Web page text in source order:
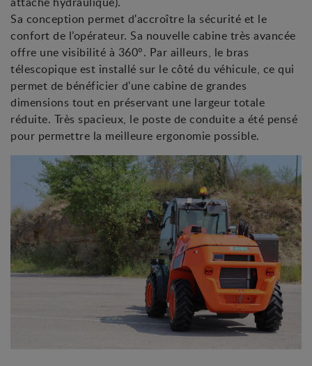
Sa conception permet d'accroître la sécurité et le
confort de l’opérateur. Sa nouvelle cabine très avancée
offre une visibilité à 360°. Par ailleurs, le bras
télescopique est installé sur le côté du véhicule, ce qui
permet de bénéficier d'une cabine de grandes
dimensions tout en préservant une largeur totale
réduite. Très spacieux, le poste de conduite a été pensé
pour permettre la meilleure ergonomie possible.